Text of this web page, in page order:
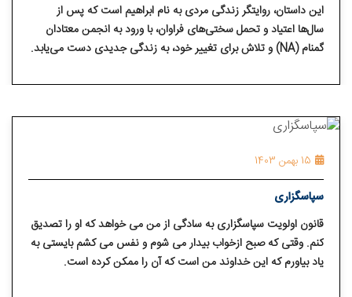
این داستان، روایتگر زندگی مردی به نام ابراهیم است که پس از
سال‌ها اعتیاد و تحمل سختی‌های فراوان، با ورود به انجمن معتادان
گمنام (NA) و تلاش برای تغییر خود، به زندگی جدیدی دست می‌یابد.
15 بهمن 1403
سپاسگزاری
قانون اولویت سپاسگزاری به سادگی از من می خواهد که او را تصدیق
کنم. وقتی که صبح ازخواب بیدار می شوم و نفس می کشم بایستی به
یاد بیاورم که این خداوند من است که آن را ممکن کرده است.